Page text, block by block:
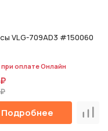
VLG-709AD3 #150060
оплате Онлайн
Подробнее